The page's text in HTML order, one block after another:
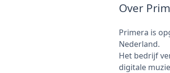
Over
Primera is
Nederland.
Het bedrijf
digitale